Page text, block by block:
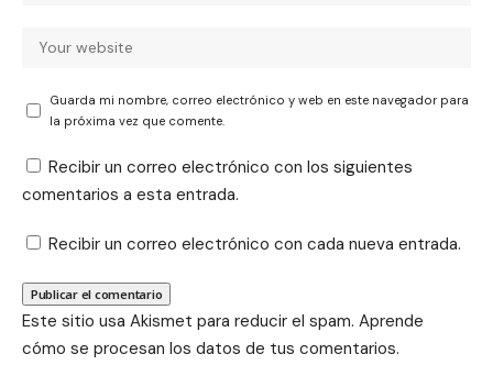
Guarda mi nombre, correo electrónico y web en este navegador para
la próxima vez que comente.
Recibir un correo electrónico con los siguientes
comentarios a esta entrada.
Recibir un correo electrónico con cada nueva entrada.
Este sitio usa Akismet para reducir el spam. Aprende
cómo se procesan los datos de tus comentarios.